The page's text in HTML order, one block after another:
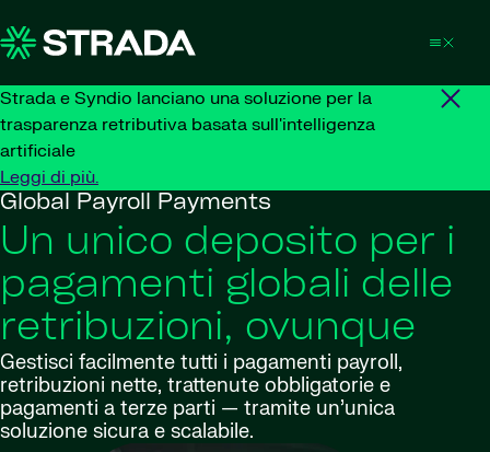
Strada e Syndio lanciano una soluzione per la
trasparenza retributiva basata sull'intelligenza
artificiale
Leggi di più.
Global Payroll Payments
Un unico deposito per i
pagamenti globali delle
retribuzioni, ovunque
Gestisci facilmente tutti i pagamenti payroll,
retribuzioni nette, trattenute obbligatorie e
pagamenti a terze parti — tramite un’unica
soluzione sicura e scalabile.